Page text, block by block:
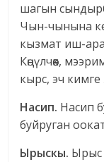
шагын
Чын-чынына
кызмат иш-
Көңүлчөөк,
кырс, эч
Насип. Насип
буйруган
Ырыскы. Ырыс